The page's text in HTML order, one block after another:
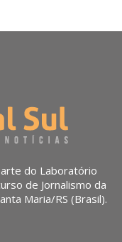
do Laboratório
de Jornalismo da
Maria/RS (Brasil).